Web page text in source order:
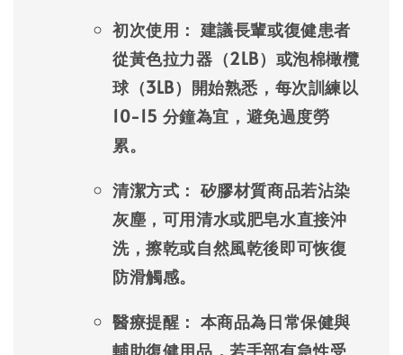
初次使用： 建議長輩或復健患者
從黃色拉力器（2LB）或泡棉橄欖
球（3LB）開始熟悉，每次訓練以
10-15 分鐘為宜，避免過度勞
累。
清潔方式： 矽膠材質商品若沾染
灰塵，可用清水或肥皂水直接沖
洗，擦乾或自然風乾後即可恢復
防滑觸感。
醫療提醒： 本商品為日常保健與
輔助復健用品，若手部有急性受